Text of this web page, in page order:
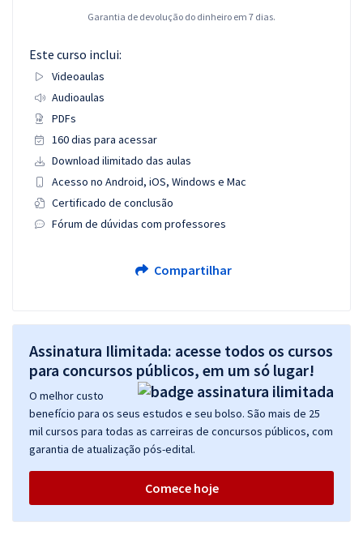
Garantia de devolução do dinheiro em 7 dias.
Este curso inclui:
Videoaulas
Audioaulas
PDFs
160 dias para acessar
Download ilimitado das aulas
Acesso no Android, iOS, Windows e Mac
Certificado de conclusão
Fórum de dúvidas com professores
Compartilhar
Assinatura Ilimitada: acesse todos os cursos
para concursos públicos, em um só lugar!
O melhor custo
benefício para os seus estudos e seu bolso. São mais de 25
mil cursos para todas as carreiras de concursos públicos, com
garantia de atualização pós-edital.
Comece hoje